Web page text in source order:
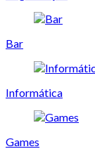
Bar
Informática
Games